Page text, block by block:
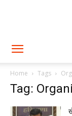
Home Tags
Tag: